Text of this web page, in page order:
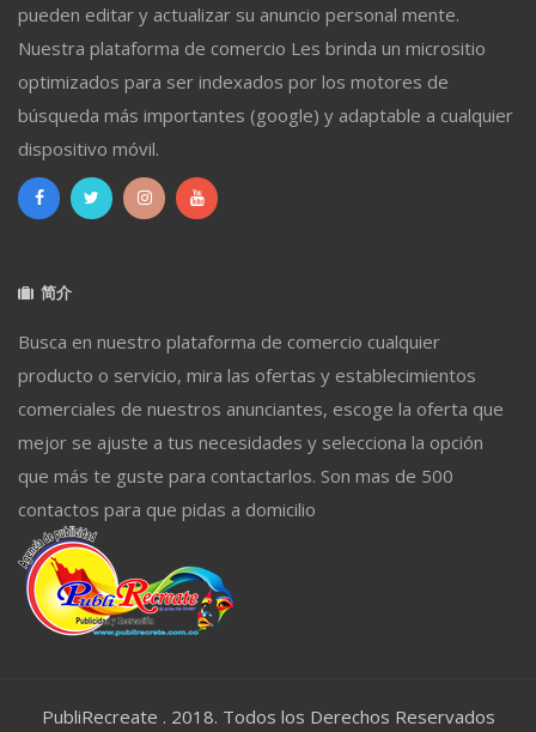
pueden editar y actualizar su anuncio personal mente.
Nuestra plataforma de comercio Les brinda un micrositio
optimizados para ser indexados por los motores de
búsqueda más importantes (google) y adaptable a cualquier
dispositivo móvil.
简介
Busca en nuestro plataforma de comercio cualquier
producto o servicio, mira las ofertas y establecimientos
comerciales de nuestros anunciantes, escoge la oferta que
mejor se ajuste a tus necesidades y selecciona la opción
que más te guste para contactarlos. Son mas de 500
contactos para que pidas a domicilio
PubliRecreate . 2018. Todos los Derechos Reservados